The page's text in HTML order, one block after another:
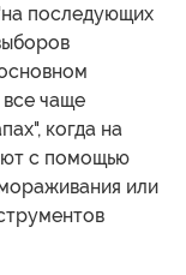
последующих
чаще
когда на
с помощью
или